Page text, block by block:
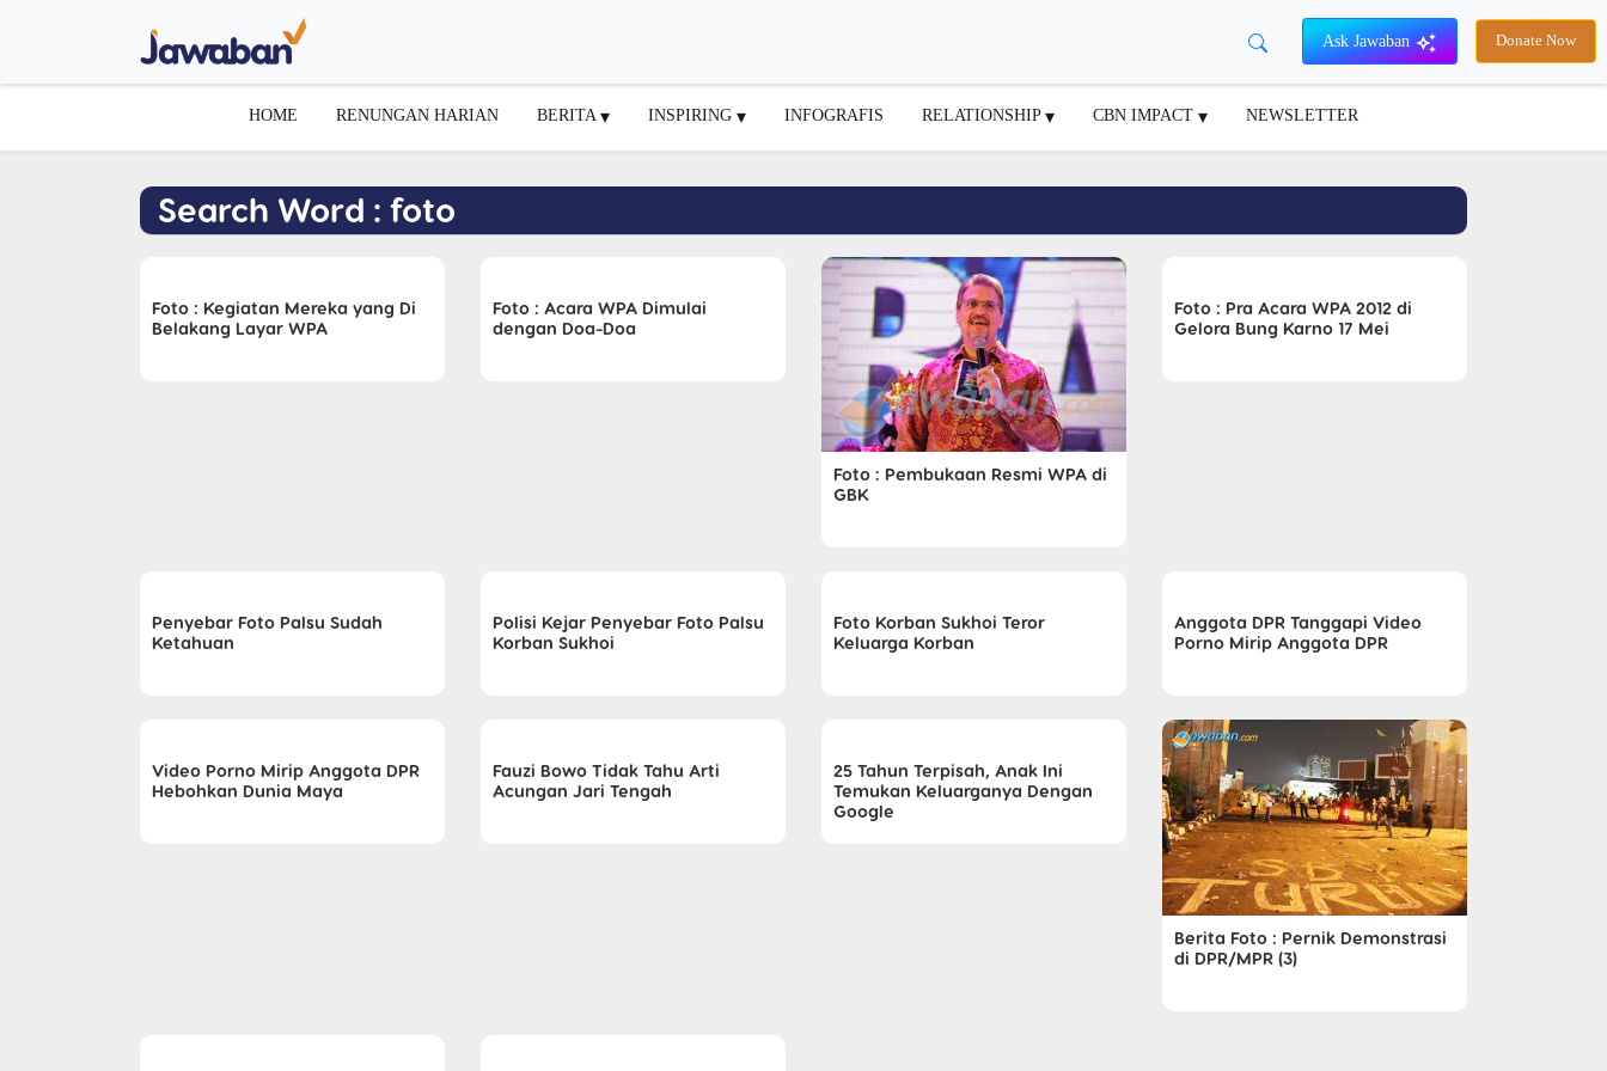
Ask Jawaban Donate Now
HOME RENUNGAN HARIAN BERITA INSPIRING INFOGRAFIS RELATIONSHIP CBN IMPACT NEWSLETTER
Search Word : foto
Foto : Kegiatan Mereka yang Di
Belakang Layar WPA
Foto : Acara WPA Dimulai
dengan Doa-Doa
Foto : Pembukaan Resmi WPA di
GBK
Foto : Pra Acara WPA 2012 di
Gelora Bung Karno 17 Mei
Penyebar Foto Palsu Sudah
Ketahuan
Polisi Kejar Penyebar Foto Palsu
Korban Sukhoi
Foto Korban Sukhoi Teror
Keluarga Korban
Anggota DPR Tanggapi Video
Porno Mirip Anggota DPR
Video Porno Mirip Anggota DPR
Hebohkan Dunia Maya
Fauzi Bowo Tidak Tahu Arti
Acungan Jari Tengah
25 Tahun Terpisah, Anak Ini
Temukan Keluarganya Dengan
Google
Berita Foto : Pernik Demonstrasi
di DPR/MPR (3)